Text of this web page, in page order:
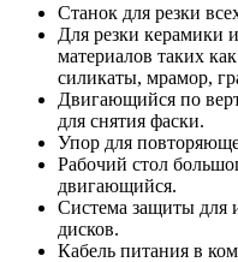
Станок для резки
Для резки керамики
материалов таких
силикаты, мрамор,
Двигающийся по
для снятия фаски.
Упор для
Рабочий стол
двигающийся.
Система защиты для
дисков.
Кабель питания в